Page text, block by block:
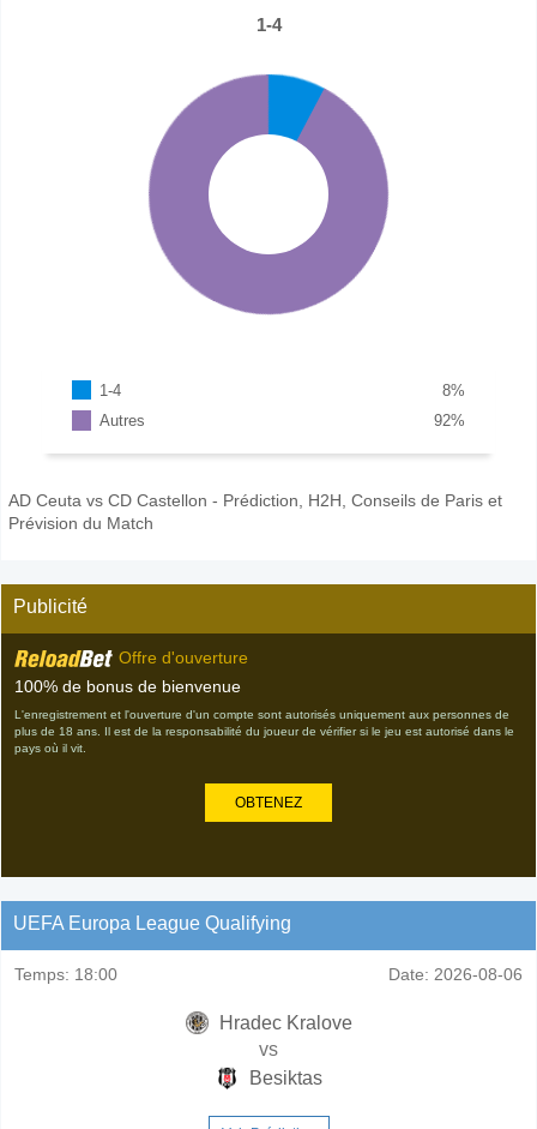
1-4
1-4 %
8
Autres
%
92
AD Ceuta vs CD Castellon - Prédiction, H2H, Conseils de Paris et
Prévision du Match
Publicité
Offre d'ouverture
100% de bonus de bienvenue
L'enregistrement et l'ouverture d'un compte sont autorisés uniquement aux personnes de
plus de 18 ans. Il est de la responsabilité du joueur de vérifier si le jeu est autorisé dans le
pays où il vit.
OBTENEZ
UEFA Europa League Qualifying
Temps: 18:00 Date: 2026-08-06
Hradec Kralove
vs
Besiktas